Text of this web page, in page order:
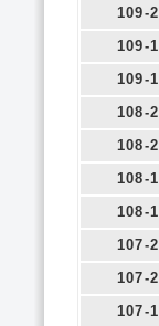
109-2
109-1
109-1
108-2
108-2
108-1
108-1
107-2
107-2
107-1